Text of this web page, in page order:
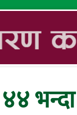
४४